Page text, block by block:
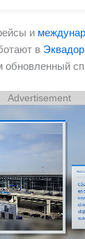
и
в Эквадор
обновленный
Advertisement